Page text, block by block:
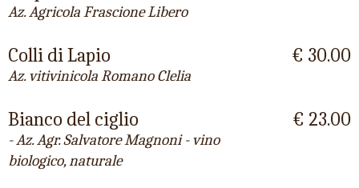
Az. Agricola Frascione Libero
Colli di Lapio
Az. vitivinicola Romano Clelia
€ 30.00
Bianco del ciglio
- Az. Agr. Salvatore Magnoni - vino
biologico, naturale
€ 23.00